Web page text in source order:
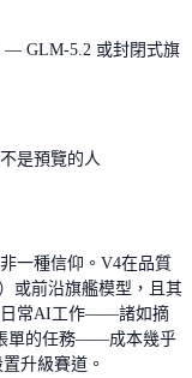
— GLM-5.2 或封閉式旗
是預覽的人
一種信仰。V4在品質
或前沿旗艦模型，且其
日常AI工作——諸如摘
單的任務——成本幾乎
升級賽道。